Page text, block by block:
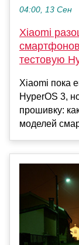
04:00, 13 Сен
Xiaomi
тестовую
Xiaomi пока
HyperOS 3,
прошивку:
моделей